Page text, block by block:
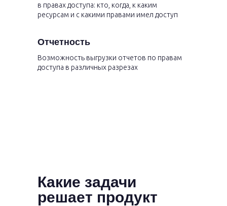
в правах доступа: кто, когда, к каким
ресурсам и с какими правами имел доступ
Отчетность
Возможность выгрузки отчетов по правам
доступа в различных разрезах
Какие задачи
решает продукт